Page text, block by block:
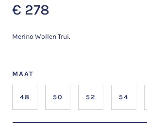
€ 278
Merino Wollen Trui.
MAAT
48 50 52 54